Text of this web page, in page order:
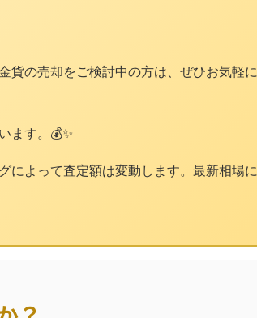
貨の売却をご検討中の方は、ぜひお気軽に
ます。💰✨
によって査定額は変動します。最新相場に